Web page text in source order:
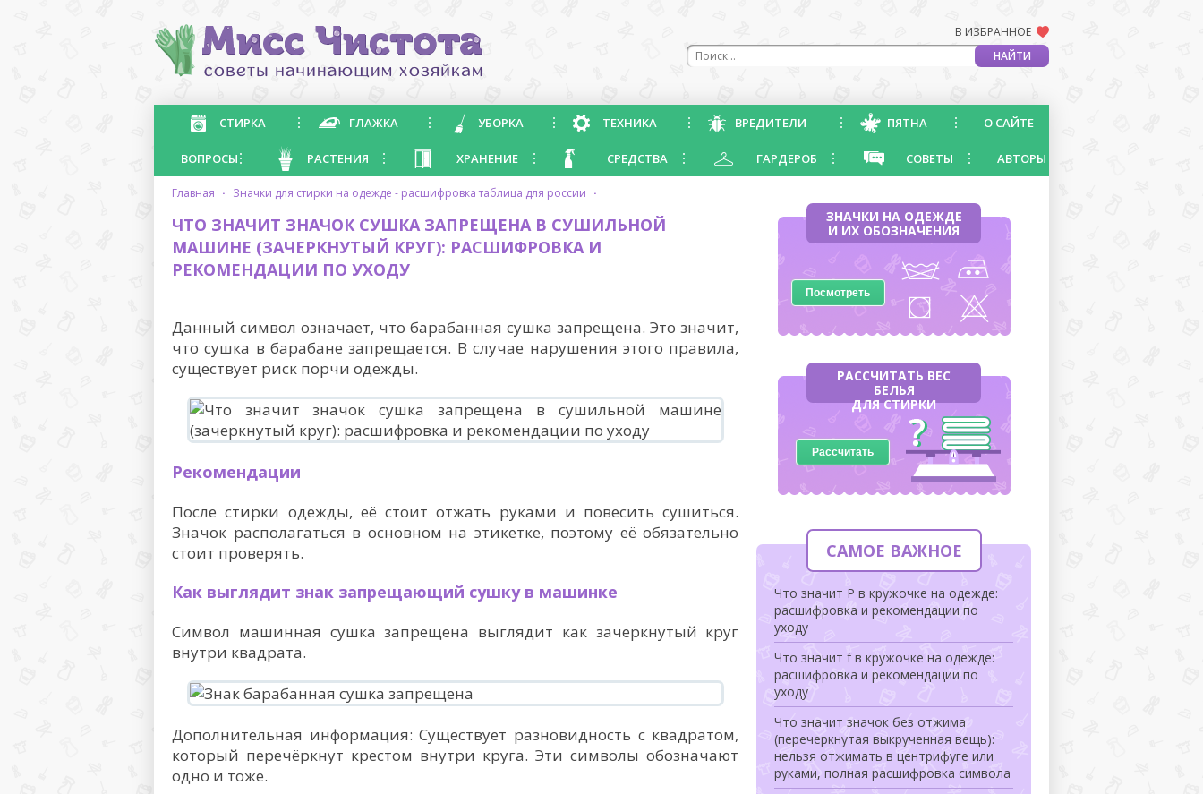
В ИЗБРАННОЕ
СТИРКА ГЛАЖКА УБОРКА ТЕХНИКА ВРЕДИТЕЛИ ПЯТНА О САЙТЕ
ВОПРОСЫ РАСТЕНИЯ ХРАНЕНИЕ СРЕДСТВА ГАРДЕРОБ СОВЕТЫ АВТОРЫ
главная · значки для стирки на одежде - расшифровка таблица для россии ·
ЧТО ЗНАЧИТ ЗНАЧОК СУШКА ЗАПРЕЩЕНА В СУШИЛЬНОЙ
МАШИНЕ (ЗАЧЕРКНУТЫЙ КРУГ): РАСШИФРОВКА И
РЕКОМЕНДАЦИИ ПО УХОДУ
Данный символ означает, что барабанная сушка запрещена. Это значит,
что сушка в барабане запрещается. В случае нарушения этого правила,
существует риск порчи одежды.
Рекомендации
После стирки одежды, её стоит отжать руками и повесить сушиться.
Значок располагаться в основном на этикетке, поэтому её обязательно
стоит проверять.
Как выглядит знак запрещающий сушку в машинке
Символ машинная сушка запрещена выглядит как зачеркнутый круг
внутри квадрата.
Дополнительная информация: Существует разновидность с квадратом,
который перечёркнут крестом внутри круга. Эти символы обозначают
одно и тоже.
ЗНАЧКИ НА ОДЕЖДЕ
И ИХ ОБОЗНАЧЕНИЯ
Посмотреть
РАССЧИТАТЬ ВЕС
БЕЛЬЯ
ДЛЯ СТИРКИ
Рассчитать
САМОЕ ВАЖНОЕ
Что значит Р в кружочке на одежде:
расшифровка и рекомендации по
уходу
Что значит f в кружочке на одежде:
расшифровка и рекомендации по
уходу
Что значит значок без отжима
(перечеркнутая выкрученная вещь):
нельзя отжимать в центрифуге или
руками, полная расшифровка символа